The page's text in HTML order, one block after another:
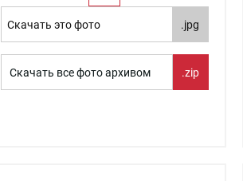
Скачать это фото .jpg
Скачать все фото архивом .zip